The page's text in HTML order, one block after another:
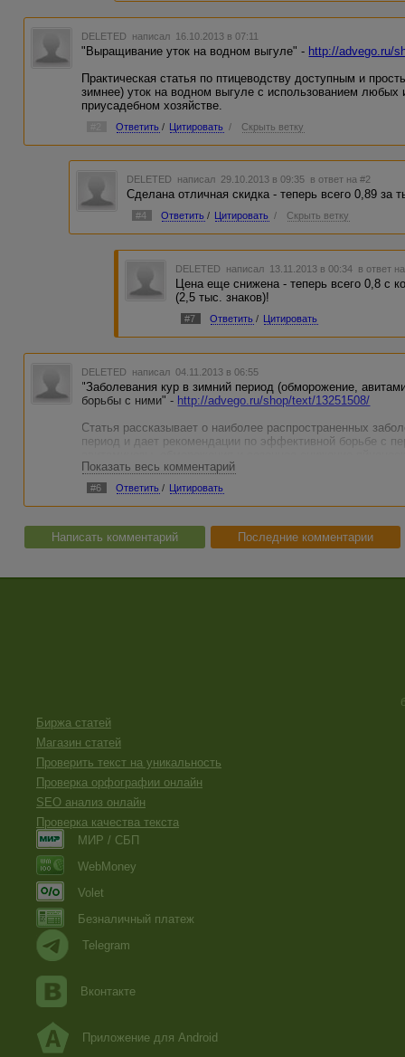
DELETED написал 16.10.2013 в 07:11
"Выращивание уток на водном выгуле" - http://advego.ru/
Практическая статья по птицеводству доступным и
зимнее) уток на водном выгуле с использованием
приусадебном хозяйстве.
Ответить / Цитировать / Скрыть ветку
DELETED написал 29.10.2013 в 09:35 в ответ на #2
Сделана отличная скидка - теперь всего 0,89 за
#4 Ответить / Цитировать / Скрыть ветку
DELETED написал 13.11.2013 в 00:34 в ответ
Цена еще снижена - теперь всего 0,8 с
(2,5 тыс. знаков)!
#7 Ответить / Цитировать
DELETED написал 04.11.2013 в 06:55
"Заболевания кур в зимний период (обморожение,
борьбы с ними" - http://advego.ru/shop/text/13251508/
Статья рассказывает о наиболее распространенных
период и дает рекомендации по эффективной борьбе с
Показать весь комментарий
#6 Ответить / Цитировать
Написать комментарий Последние комментарии
Биржа статей
Магазин статей
Проверить текст на уникальность
Проверка орфографии онлайн
SEO анализ онлайн
Проверка качества текста
МИР / СБП
WebMoney
Volet
Безналичный платеж
Telegram
Вконтакте
Приложение для Android